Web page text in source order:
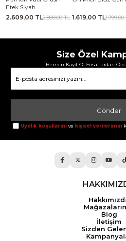
Etek Siyah
2.609,00 TL2.899,00 TL 1.619,00 TL1.799,00
Size Özel
Hemen Kayıt Ol Fırsatlardan
Gönder
Üyelik koşullarını ve kişisel verilerimin
Blog
İletişim
Sizden